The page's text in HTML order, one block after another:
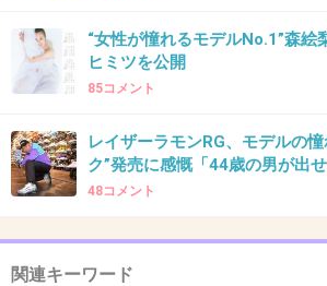
41. 匿名 2019/01/13(日) 15:37:35
>>9
豚キムなんて臭えもの
日本人が食えるわけない
+44
“女性が憧れるモデルNo.1”森絵
ヒミツを公開
85コメント
レイザーラモンRG、モデルの
ク”発売に感慨「44歳の男が出せ
48コメント
関連キーワード